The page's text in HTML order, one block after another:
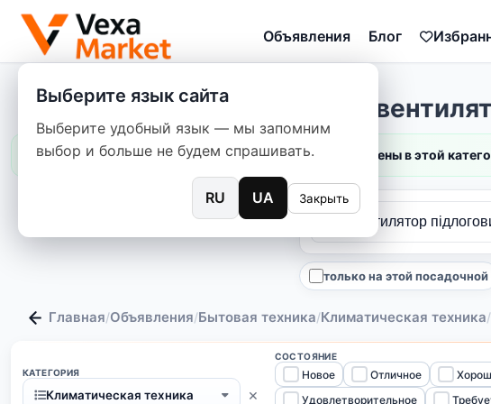
Объявления Блог
Выберите язык сайта
Выберите удобный язык — мы запомним
выбор и больше не будем спрашивать.
RU UA Закрыть
Напольный
Цены в этой
только на этой посадочной
Главная/Объявления/Бытовая техника/Климатическая техника/
КАТЕГОРИЯ
Климатическая техника ×
СОСТОЯНИЕ
Новое Отличное
Удовлетворительное